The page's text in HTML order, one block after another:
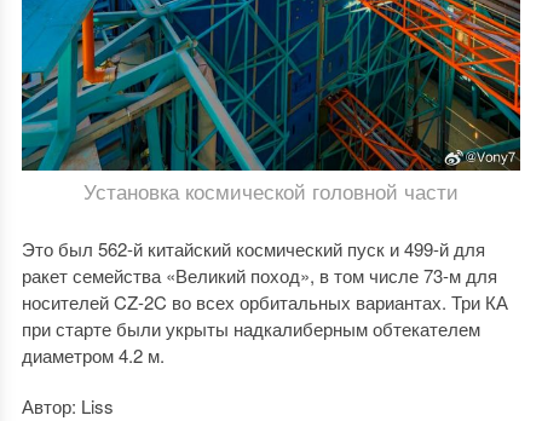
Установка космической головной части
Это был 562-й китайский космический пуск и 499-й для
ракет семейства «Великий поход», в том числе 73-м для
носителей CZ-2C во всех орбитальных вариантах. Три КА
при старте были укрыты надкалиберным обтекателем
диаметром 4.2 м.
Автор: Liss